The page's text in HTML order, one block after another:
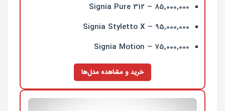
Signia Pure 312 – 85,000,000
Signia Styletto X – 95,000,000
Signia Motion – 75,000,000
خرید و مشاهده مدل‌ها